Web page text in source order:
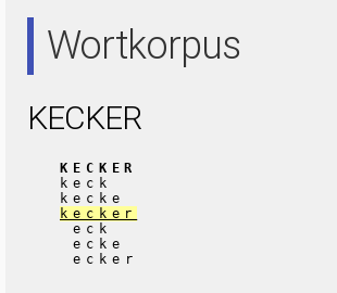
Wortkorpus
KECKER
KECKER
keck
kecke
kecker
eck
ecke
ecker